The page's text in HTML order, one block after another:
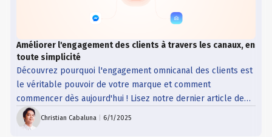
Améliorer l'engagement des clients à travers les canaux, en
toute simplicité
Découvrez pourquoi l'engagement omnicanal des clients est
le véritable pouvoir de votre marque et comment
commencer dès aujourd'hui ! Lisez notre dernier article de
blog !
Christian Cabaluna |6/1/2025